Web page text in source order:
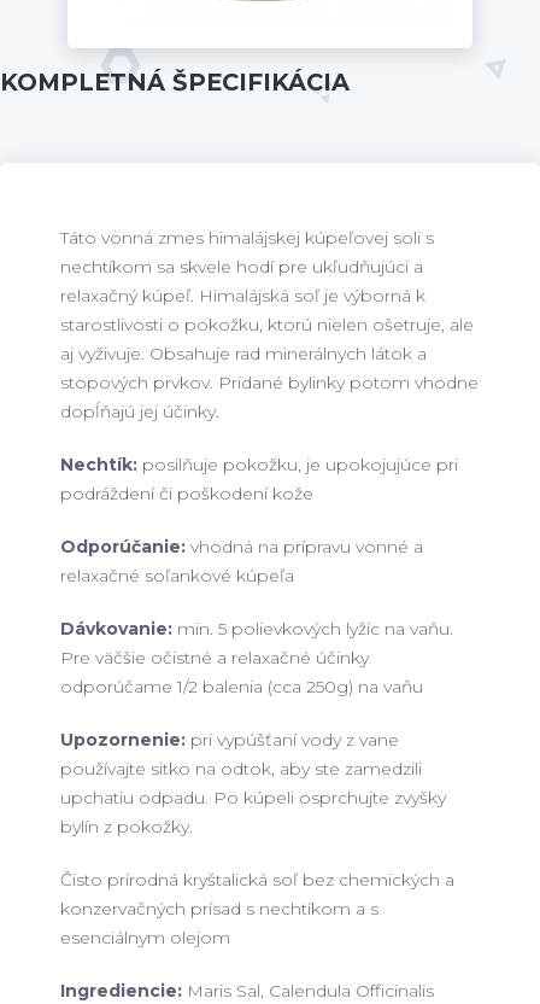
KOMPLETNÁ ŠPECIFIKÁCIA
Táto vonná zmes himalájskej kúpeľovej soli s
nechtíkom sa skvele hodí pre ukľudňujúci a
relaxačný kúpeľ. Himalájská soľ je výborná k
starostlivosti o pokožku, ktorú nielen ošetruje, ale
aj vyživuje. Obsahuje rad minerálnych látok a
stopových prvkov. Pridané bylinky potom vhodne
dopĺňajú jej účinky.
Nechtík: posilňuje pokožku, je upokojujúce pri
podráždení či poškodení kože
Odporúčanie: vhodná na prípravu vonné a
relaxačné soľankové kúpeľa
Dávkovanie: min. 5 polievkových lyžíc na vaňu.
Pre väčšie očistné a relaxačné účinky
odporúčame 1/2 balenia (cca 250g) na vaňu
Upozornenie: pri vypúšťaní vody z vane
používajte sitko na odtok, aby ste zamedzili
upchatiu odpadu. Po kúpeli osprchujte zvyšky
bylín z pokožky.
Čisto prírodná kryštalická soľ bez chemických a
konzervačných prísad s nechtíkom a s
esenciálnym olejom
Ingrediencie: Maris Sal, Calendula Officinalis